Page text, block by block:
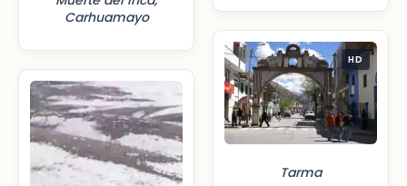
Carhuamayo
HD
Tarma